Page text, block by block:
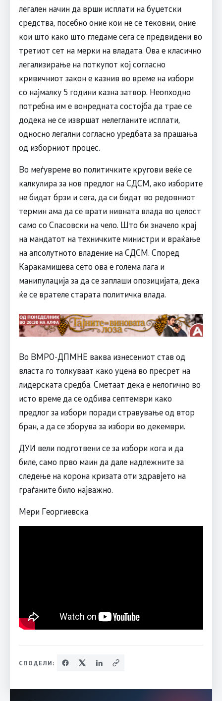
легален начин да врши исплати на буџетски
средства, посебно оние кои не се тековни, оние
кои што како што гледаме сега се предвидени во
третиот сет на мерки на владата. Oва е класично
легализирање на поткупот кој согласно
кривичниот закон е казнив во време на избори
со најмалку 5 години казна затвор. Неопходно
потребна им е вонредната состојба да трае се
додека не се извршат нелегланите исплати,
односно легални согласно уредбата за прашања
од изборниот процес.
Во меѓувреме во политичките кругови веќе се
калкулира за нов предлог на СДСМ, ако изборите
не бидат брзи и сега, да си бидат во редовниот
термин ама да се врати нивната влада во целост
само со Спасовски на чело. Што би значело крај
на мандатот на техничките министри и враќање
на апсолутното владение на СДСМ. Според
Каракамишева сето ова е голема лага и
манипулација за да се заплаши опозицијата, дека
ќе се врателе старата политичка влада.
Во ВМРО-ДПМНЕ ваква изнесениот став од
власта го толкуваат како уцена во пресрет на
лидерската средба. Сметаат дека е нелогично во
исто време да се одбива септември како
предлог за избори поради стравување од втор
бран, а да се зборува за избори во декември.
ДУИ вели подготвени се за избори кога и да
биле, само прво маин да дале надлежните за
следење на корона кризата оти здравјето на
граѓаните било најважно.
Мери Георгиевска
СПОДЕЛИ: